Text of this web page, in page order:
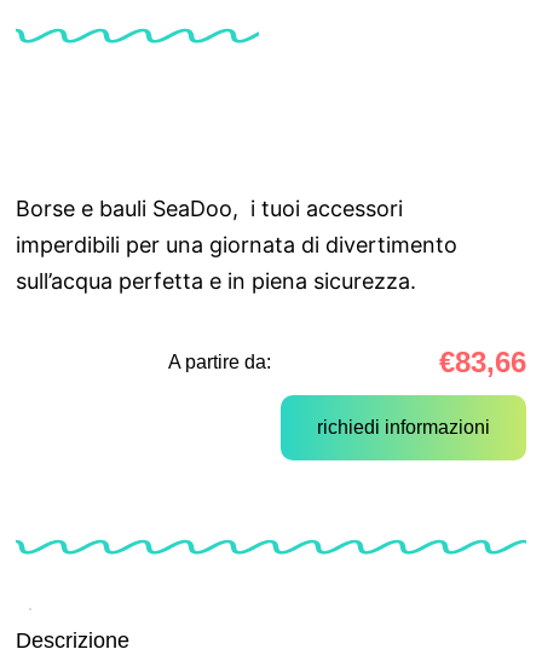
Borse e bauli SeaDoo, i tuoi accessori
imperdibili per una giornata di divertimento
sull’acqua perfetta e in piena sicurezza.
A partire da: €83,66
richiedi informazioni
Descrizione